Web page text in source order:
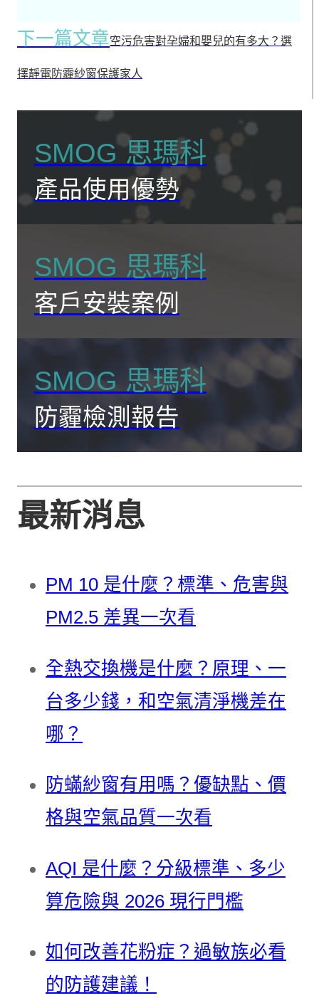
下一篇文章空污危害對孕婦和嬰兒的有多大？選
擇靜電防霾紗窗保護家人
SMOG 思瑪科
產品使用優勢
SMOG 思瑪科
客戶安裝案例
SMOG 思瑪科
防霾檢測報告
最新消息
PM 10 是什麼？標準、危害與
PM2.5 差異一次看
全熱交換機是什麼？原理、一
台多少錢，和空氣清淨機差在
哪？
防蟎紗窗有用嗎？優缺點、價
格與空氣品質一次看
AQI 是什麼？分級標準、多少
算危險與 2026 現行門檻
如何改善花粉症？過敏族必看
的防護建議！